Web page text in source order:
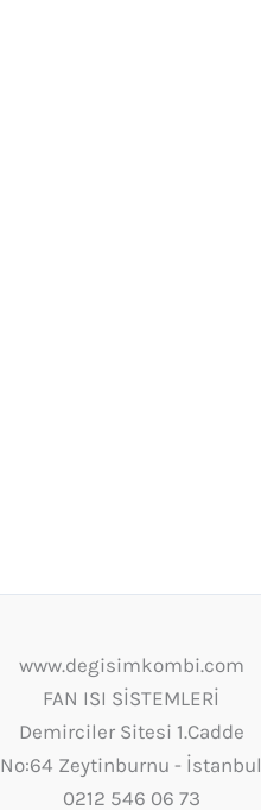
www.degisimkombi.com
FAN ISI SİSTEMLERİ
Demirciler Sitesi 1.Cadde
No:64 Zeytinburnu - İstanbul
0212 546 06 73